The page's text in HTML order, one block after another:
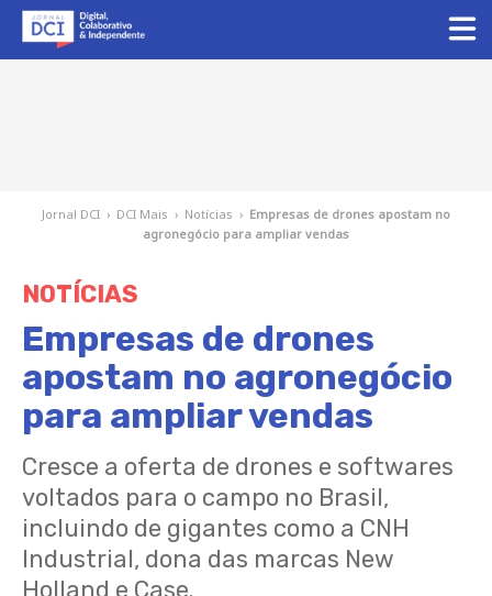
Jornal DCI › DCI Mais › Notícias › Empresas de drones apostam no
agronegócio para ampliar vendas
NOTÍCIAS
Empresas de drones
apostam no agronegócio
para ampliar vendas
Cresce a oferta de drones e softwares
voltados para o campo no Brasil,
incluindo de gigantes como a CNH
Industrial, dona das marcas New
Holland e Case.